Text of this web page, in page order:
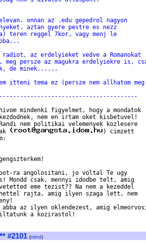
onnan az .edu gepedrol nagyon
aztan gyere pestre es nezz
teren reggel 7kor, vagy menj le
radiot, az erdelyieket vedve a Romanokat
meg persze az magukra erdelyiekre is,
de minek......
itteni tema ez (persze nem allhatom meg
mindenki figyelmet, hogy a mondatok
nem en irtam oket kisbetuvel!
nem politikai velemenyek kozlesere
) cimzett
ra angolositani, jo voltal Te ugy
Mondd csak, mennyi idodbe telt, amig
eme tezist?? Na nem a kezeddel
rajta, amig ilyen szaga lett, nem
abba az ilyen oklendezest, amig
tiltatunk a kozirastol!
#2101 (mind)